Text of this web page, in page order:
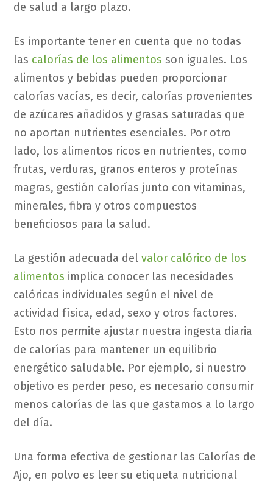
de salud a largo plazo.
Es importante tener en cuenta que no todas
las calorías de los alimentos son iguales. Los
alimentos y bebidas pueden proporcionar
calorías vacías, es decir, calorías provenientes
de azúcares añadidos y grasas saturadas que
no aportan nutrientes esenciales. Por otro
lado, los alimentos ricos en nutrientes, como
frutas, verduras, granos enteros y proteínas
magras, gestión calorías junto con vitaminas,
minerales, fibra y otros compuestos
beneficiosos para la salud.
La gestión adecuada delvalor calórico de los
alimentos implica conocer las necesidades
calóricas individuales según el nivel de
actividad física, edad, sexo y otros factores.
Esto nos permite ajustar nuestra ingesta diaria
de calorías para mantener un equilibrio
energético saludable. Por ejemplo, si nuestro
objetivo es perder peso, es necesario consumir
menos calorías de las que gastamos a lo largo
del día.
Una forma efectiva de gestionar las Calorías de
Ajo, en polvo es leer su etiqueta nutricional